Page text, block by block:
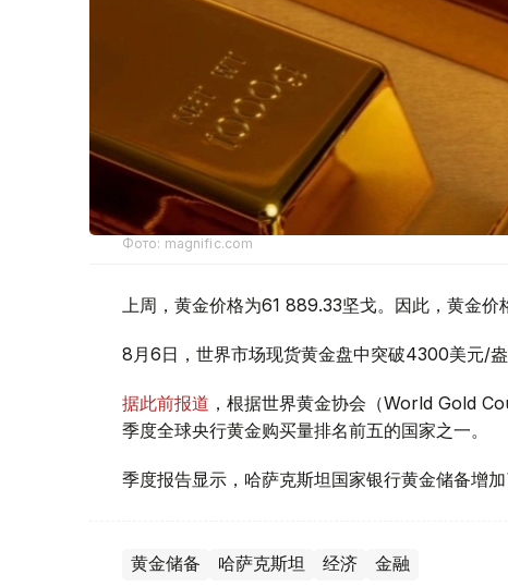
Фото: magnific.com
上周，黄金价格为61 889.33坚戈。因此，黄金价
8月6日，世界市场现货黄金盘中突破4300美元/盎
据此前报道 ，根据世界黄金协会（World Gold
季度全球央行黄金购买量排名前五的国家之一。
季度报告显示，哈萨克斯坦国家银行黄金储备增加
黄金储备 哈萨克斯坦 经济 金融